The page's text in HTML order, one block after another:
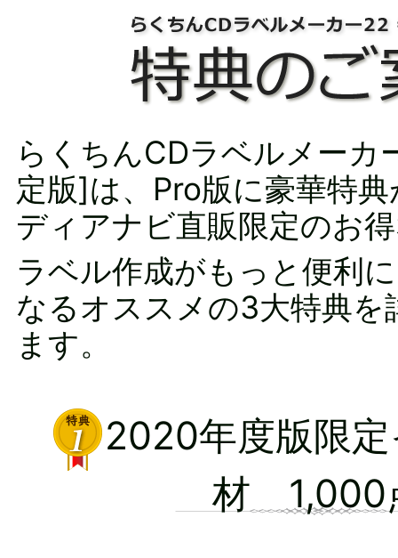
らくちんCDラベルメーカ
定版]は、Pro版に豪華特
ディアナビ直販限定のお
ラベル作成がもっと便利
なるオススメの3大特典を
ます。
2020年度版限
材 1,000